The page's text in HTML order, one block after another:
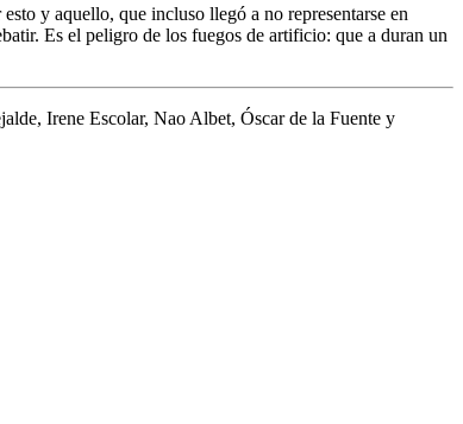
y aquello, que incluso llegó a no representarse en
Es el peligro de los fuegos de artificio: que a duran un
Irene Escolar, Nao Albet, Óscar de la Fuente y